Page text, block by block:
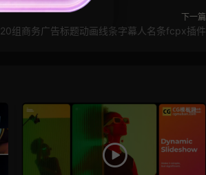
下一篇
20组商务广告标题动画线条字幕人名条fcpx插件